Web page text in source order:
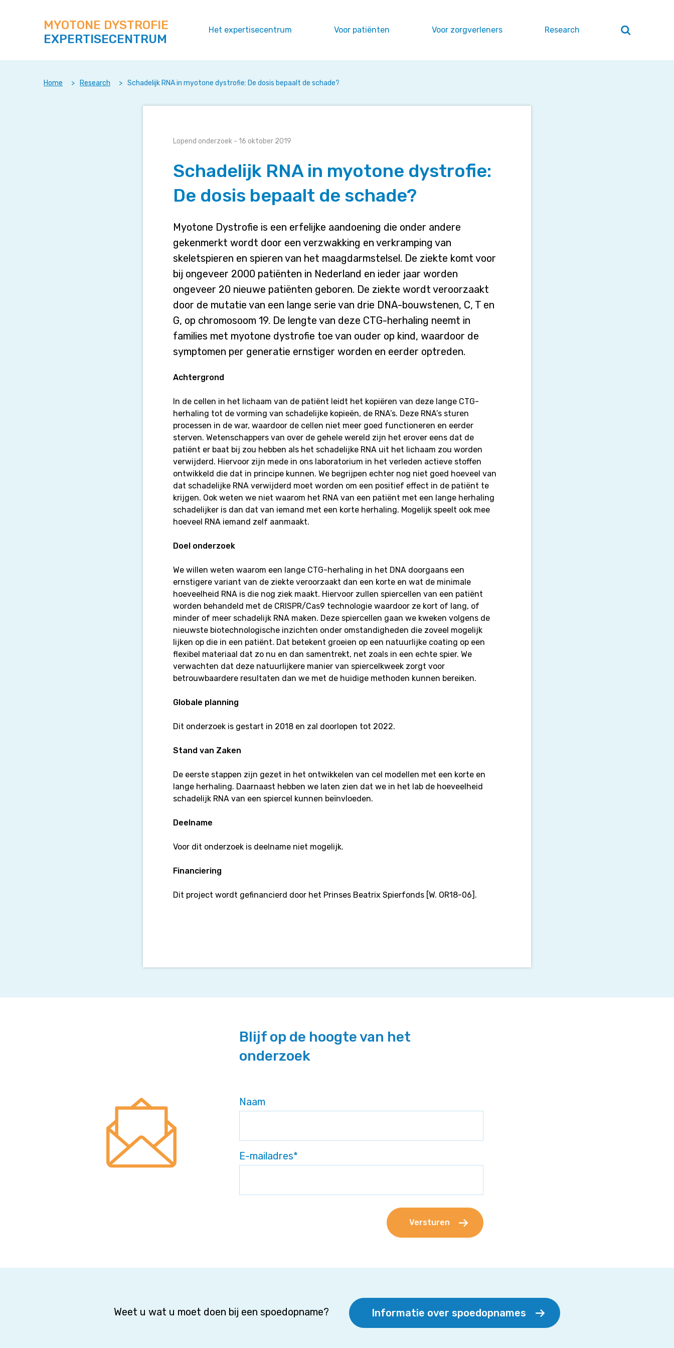
naar
content
deze
site
MYOTONE DYSTROFIE
EXPERTISECENTRUM
Het expertisecentrum Voor patiënten Voor zorgverleners Research Zoeken
sluiten
Home > Research > Schadelijk RNA in myotone dystrofie: De dosis bepaalt de schade?
Schadelijk
in
myotone
dystrofie:
De
bepaalt
schade?
Lopend onderzoek - 16 oktober 2019
Schadelijk RNA in myotone dystrofie:
De dosis bepaalt de schade?
Myotone Dystrofie is een erfelijke aandoening die onder andere
gekenmerkt wordt door een verzwakking en verkramping van
skeletspieren en spieren van het maagdarmstelsel. De ziekte komt voor
bij ongeveer 2000 patiënten in Nederland en ieder jaar worden
ongeveer 20 nieuwe patiënten geboren. De ziekte wordt veroorzaakt
door de mutatie van een lange serie van drie DNA-bouwstenen, C, T en
G, op chromosoom 19. De lengte van deze CTG-herhaling neemt in
families met myotone dystrofie toe van ouder op kind, waardoor de
symptomen per generatie ernstiger worden en eerder optreden.
Achtergrond
In de cellen in het lichaam van de patiënt leidt het kopiëren van deze lange CTG-
herhaling tot de vorming van schadelijke kopieën, de RNA’s. Deze RNA’s sturen
processen in de war, waardoor de cellen niet meer goed functioneren en eerder
sterven. Wetenschappers van over de gehele wereld zijn het erover eens dat de
patiënt er baat bij zou hebben als het schadelijke RNA uit het lichaam zou worden
verwijderd. Hiervoor zijn mede in ons laboratorium in het verleden actieve stoffen
ontwikkeld die dat in principe kunnen. We begrijpen echter nog niet goed hoeveel van
dat schadelijke RNA verwijderd moet worden om een positief effect in de patiënt te
krijgen. Ook weten we niet waarom het RNA van een patiënt met een lange herhaling
schadelijker is dan dat van iemand met een korte herhaling. Mogelijk speelt ook mee
hoeveel RNA iemand zelf aanmaakt.
Doel onderzoek
We willen weten waarom een lange CTG-herhaling in het DNA doorgaans een
ernstigere variant van de ziekte veroorzaakt dan een korte en wat de minimale
hoeveelheid RNA is die nog ziek maakt. Hiervoor zullen spiercellen van een patiënt
worden behandeld met de CRISPR/Cas9 technologie waardoor ze kort of lang, of
minder of meer schadelijk RNA maken. Deze spiercellen gaan we kweken volgens de
nieuwste biotechnologische inzichten onder omstandigheden die zoveel mogelijk
lijken op die in een patiënt. Dat betekent groeien op een natuurlijke coating op een
flexibel materiaal dat zo nu en dan samentrekt, net zoals in een echte spier. We
verwachten dat deze natuurlijkere manier van spiercelkweek zorgt voor
betrouwbaardere resultaten dan we met de huidige methoden kunnen bereiken.
Globale planning
Dit onderzoek is gestart in 2018 en zal doorlopen tot 2022.
Stand van Zaken
De eerste stappen zijn gezet in het ontwikkelen van cel modellen met een korte en
lange herhaling. Daarnaast hebben we laten zien dat we in het lab de hoeveelheid
schadelijk RNA van een spiercel kunnen beïnvloeden.
Deelname
Voor dit onderzoek is deelname niet mogelijk.
Financiering
Dit project wordt gefinancierd door het Prinses Beatrix Spierfonds [W. OR18-06].
Blijf op de hoogte van het
onderzoek
Naam
E-mailadres*
Weet u wat u moet doen bij een spoedopname? Informatie over spoedopnames